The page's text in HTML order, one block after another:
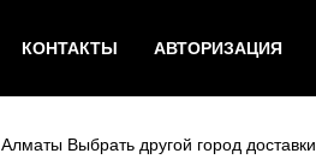
КОНТАКТЫ АВТОРИЗАЦИЯ
Алматы Выбрать другой город доставки